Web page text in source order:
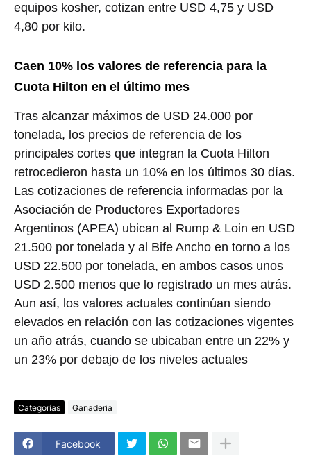
equipos kosher, cotizan entre USD 4,75 y USD
4,80 por kilo.
Caen 10% los valores de referencia para la
Cuota Hilton en el último mes
Tras alcanzar máximos de USD 24.000 por
tonelada, los precios de referencia de los
principales cortes que integran la Cuota Hilton
retrocedieron hasta un 10% en los últimos 30 días.
Las cotizaciones de referencia informadas por la
Asociación de Productores Exportadores
Argentinos (APEA) ubican al Rump & Loin en USD
21.500 por tonelada y al Bife Ancho en torno a los
USD 22.500 por tonelada, en ambos casos unos
USD 2.500 menos que lo registrado un mes atrás.
Aun así, los valores actuales continúan siendo
elevados en relación con las cotizaciones vigentes
un año atrás, cuando se ubicaban entre un 22% y
un 23% por debajo de los niveles actuales
Categorías Ganaderia
Facebook